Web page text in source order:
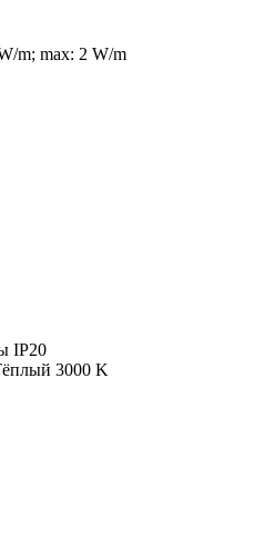
m; max: 2 W/m
IP20
3000 K